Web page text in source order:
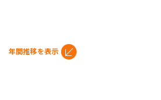
年間推移を表示